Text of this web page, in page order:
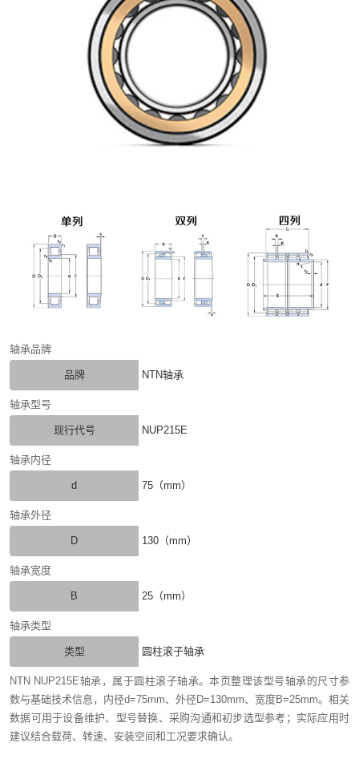
轴承品牌
品牌 NTN轴承
轴承型号
现行代号 NUP215E
轴承内径
d 75（mm）
轴承外径
D 130（mm）
轴承宽度
B 25（mm）
轴承类型
类型 圆柱滚子轴承
NTN NUP215E轴承，属于圆柱滚子轴承。本页整理该型号轴承的尺寸参
数与基础技术信息，内径d=75mm、外径D=130mm、宽度B=25mm。相关
数据可用于设备维护、型号替换、采购沟通和初步选型参考；实际应用时
建议结合载荷、转速、安装空间和工况要求确认。